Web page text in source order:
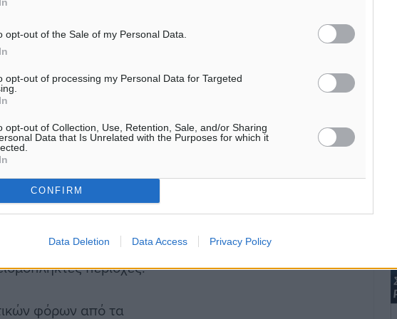
opt-out of the Sale of my Personal Data.
opt-out of processing my Personal Data for Targeted
opt-out of Collection, Use, Retention, Sale, and/or Sharing
Data that Is Unrelated with the Purposes for which it
CONFIRM
Data Deletion Data Access Privacy Policy
βασικά μέλη της
υποψηφίων θυμάτων,
ως διευθυντής
ότι είναι δικαιούχοι
από:
για ανακαίνιση
ναών,
αποκατάστασης
περιοχές.
φόρων από τα